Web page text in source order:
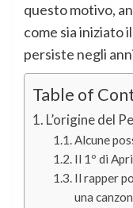
questo motivo,
come sia iniziato
persiste negli
Table of
L’origine del
Alcune
Il 1º di
Il rapper
una